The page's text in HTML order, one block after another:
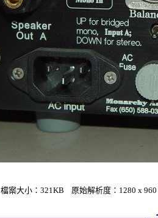
檔案大小：321KB 原始解析度：1280 x